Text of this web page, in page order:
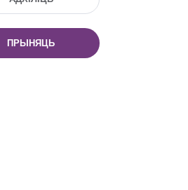
116
37 37, Факс: (+375 17)
ПРЫНЯЦЬ